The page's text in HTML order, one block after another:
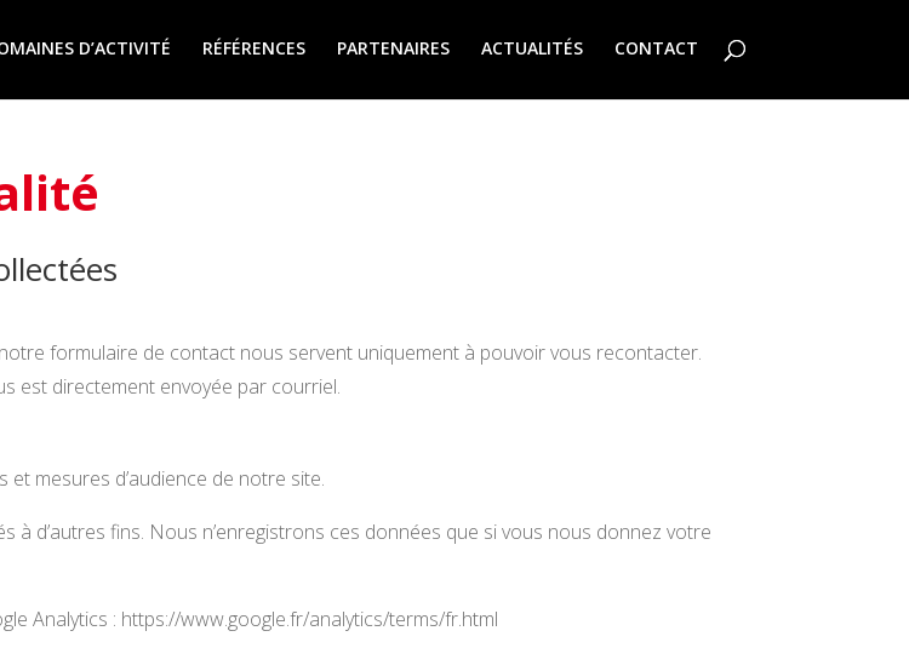
D’ACTIVITÉ RÉFÉRENCES PARTENAIRES ACTUALITÉS CONTACT
formulaire de contact nous servent uniquement à pouvoir vous recontacter.
est directement envoyée par courriel.
et mesures d’audience de notre site.
d’autres fins. Nous n’enregistrons ces données que si vous nous donnez votre
Analytics : https://www.google.fr/analytics/terms/fr.html